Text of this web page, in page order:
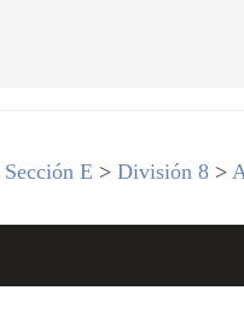
Sección E >División 8 >